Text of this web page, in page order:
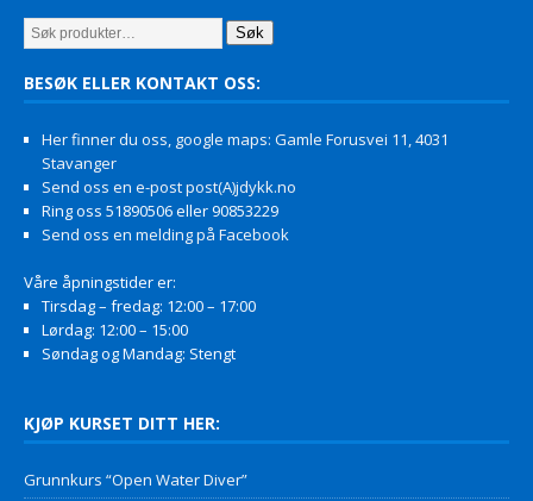
Søk
BESØK ELLER KONTAKT OSS:
Her finner du oss, google maps: Gamle Forusvei 11, 4031
Stavanger
Send oss en e-post post(A)jdykk.no
Ring oss 51890506 eller 90853229
Send oss en melding på Facebook
Våre åpningstider er:
Tirsdag – fredag: 12:00 – 17:00
Lørdag: 12:00 – 15:00
Søndag og Mandag: Stengt
KJØP KURSET DITT HER:
Grunnkurs “Open Water Diver”